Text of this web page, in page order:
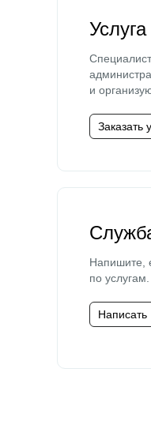
и
Заказать
Напишите,
по услугам.
Написать